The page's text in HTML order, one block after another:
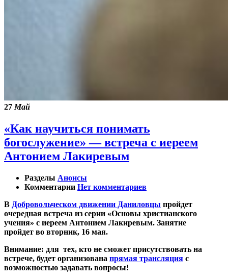
27Май
«Как научиться понимать
богослужение» — встреча с иереем
Антонием Лакиревым
Разделы Анонсы
Комментарии Нет комментариев
В Добровольческом движении Даниловцы пройдет
очередная встреча из серии «Основы христианского
учения» с иереем Антонием Лакиревым. Занятие
пройдет во вторник, 16 мая.
Внимание: для тех, кто не сможет присутствовать на
встрече, будет организована прямая трансляция с
возможностью задавать вопросы!